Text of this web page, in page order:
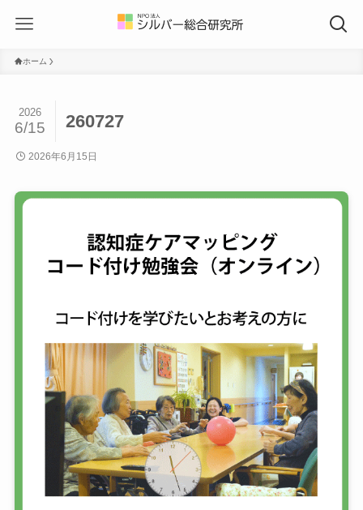
ホーム
260727
2026
6/15
2026年6月15日